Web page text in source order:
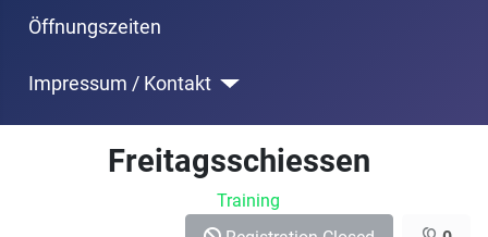
Öffnungszeiten
Impressum / Kontakt
Freitagsschiessen
Training